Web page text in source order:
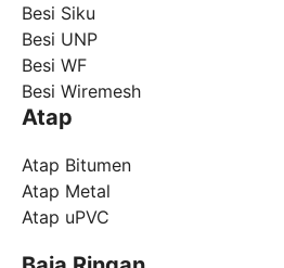
Besi Siku
Besi UNP
Besi WF
Besi Wiremesh
Atap
Atap Bitumen
Atap Metal
Atap uPVC